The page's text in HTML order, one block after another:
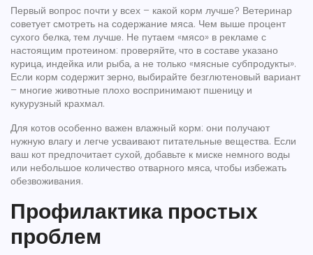
Первый вопрос почти у всех – какой корм лучше? Ветеринар
советует смотреть на содержание мяса. Чем выше процент
сухого белка, тем лучше. Не путаем «мясо» в рекламе с
настоящим протеином: проверяйте, что в составе указано
курица, индейка или рыба, а не только «мясные субпродукты».
Если корм содержит зерно, выбирайте безглютеновый вариант
– многие животные плохо воспринимают пшеницу и
кукурузный крахмал.
Для котов особенно важен влажный корм: они получают
нужную влагу и легче усваивают питательные вещества. Если
ваш кот предпочитает сухой, добавьте к миске немного воды
или небольшое количество отварного мяса, чтобы избежать
обезвоживания.
Профилактика простых
проблем